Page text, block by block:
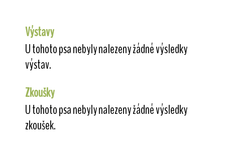
Výstavy
U tohoto psa nebyly nalezeny žádné výsledky
výstav.
Zkoušky
U tohoto psa nebyly nalezeny žádné výsledky
zkoušek.